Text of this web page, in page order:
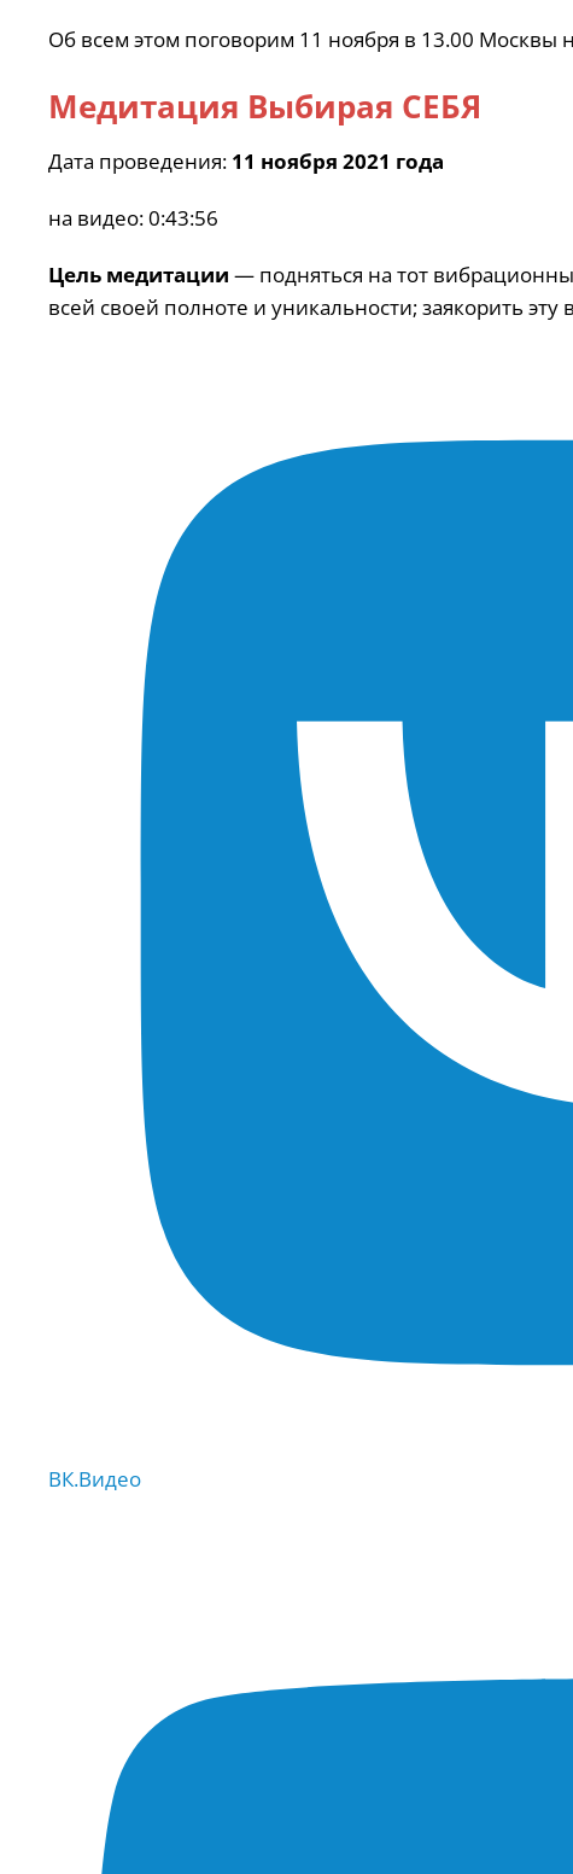
Об всем этом поговорим 11 ноября в 13.00 Москвы
Медитация Выбирая СЕБЯ
Дата проведения: 11 ноября 2021 года
на видео: 0:43:56
Цель медитации — подняться на тот
всей своей полноте и уникальности; заякорить
ВК.Видео